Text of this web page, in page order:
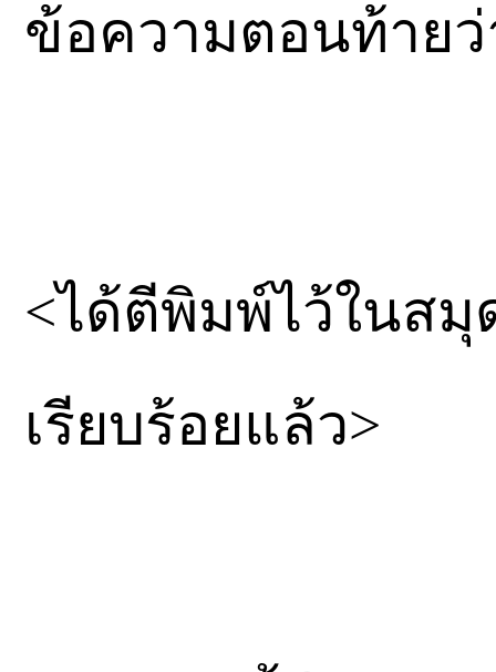
ข้อความตอนท้ายว่
<ได้ตีพิมพ์ไว้ในสมุ
เรียบร้อยแล้ว>